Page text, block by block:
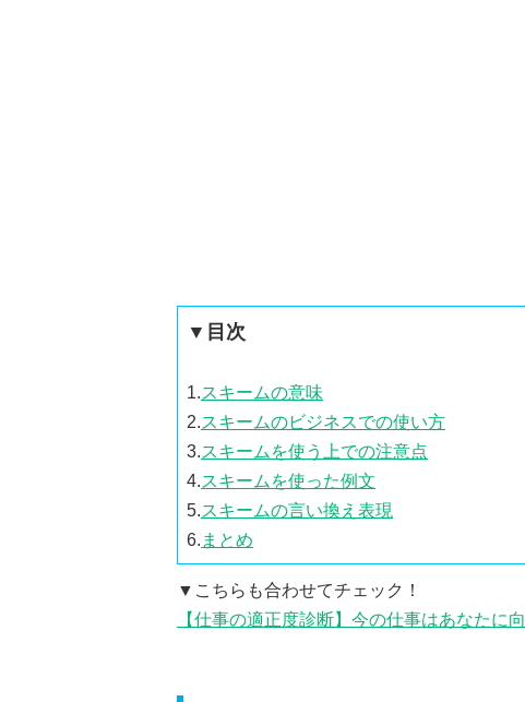
▼目次
1.スキームの意味
2.スキームのビジネスでの使い方
3.スキームを使う上での注意点
4.スキームを使った例文
5.スキームの言い換え表現
6. まとめ
▼こちらも合わせてチェック！
【仕事の適正度診断】今の仕事はあなたに